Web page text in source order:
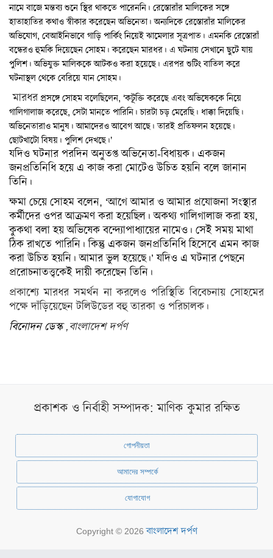
স্বাস্থ্য
রূপচর্চা
রসনাবিলাস
ফ্যাশন
ইয়োগা
ফিচার
সংস্কৃতি
পঞ্জিকা
অন্যরকম
ইতিহাস
ও
ঐতিহ্য
মনীষীদের
ইসলাম
সনাতন
নামে বাজে মন্তব্য শুনে স্থির থাকতে পারেননি। রেস্তোরাঁর মালিকের সঙ্গে
হাতাহাতির কথাও স্বীকার করেছেন অভিনেতা। অন্যদিকে রেস্তোরাঁর মালিকের
অভিযোগ, বেআইনিভাবে গাড়ি পার্কিং নিয়েই ঝামেলার সূত্রপাত। এমনকি রেস্তোরাঁ
বন্ধেরও হুমকি দিয়েছেন সোহম। করেছেন মারধর। এ ঘটনায় সেখানে ছুটে যায়
পুলিশ। অভিযুক্ত মালিককে আটকও করা হয়েছে। এরপর শুটিং বাতিল করে
ঘটনাস্থল থেকে বেরিয়ে যান সোহম।
মারধর প্রসঙ্গে সোহম বলেছিলেন, ‘কটূক্তি করেছে এবং অভিষেককে নিয়ে
গালিগালাজ করেছে, সেটা মানতে পারিনি। চারটা চড় মেরেছি। ধাক্কা দিয়েছি।
অভিনেতারাও মানুষ। আমাদেরও আবেগ আছে। তারই প্রতিফলন হয়েছে।
ছোটখাটো বিষয়। পুলিশ দেখছে।’
যদিও ঘটনার পরদিন অনুতপ্ত অভিনেতা-বিধায়ক। একজন
জনপ্রতিনিধি হয়ে এ কাজ করা মোটেও উচিত হয়নি বলে জানান
তিনি।
ক্ষমা চেয়ে সোহম বলেন, ‘আগে আমার ও আমার প্রযোজনা সংস্থার
কর্মীদের ওপর আক্রমণ করা হয়েছিল। অকথ্য গালিগালাজ করা হয়,
কুকথা বলা হয় অভিষেক বন্দ্যোপাধ্যায়ের নামেও। সেই সময় মাথা
ঠিক রাখতে পারিনি। কিন্তু একজন জনপ্রতিনিধি হিসেবে এমন কাজ
করা উচিত হয়নি। আমার ভুল হয়েছে।’যদিও এ ঘটনার পেছনে
প্ররোচনাতত্ত্বকেই দায়ী করেছেন তিনি।
প্রকাশ্যে মারধর সমর্থন না করলেও পরিস্থিতি বিবেচনায় সোহমের
পক্ষে দাঁড়িয়েছেন টলিউডের বহু তারকা ও পরিচালক।
বিনোদন ডেস্ক, বাংলাদেশ দর্পণ
প্রকাশক ও নির্বাহী সম্পাদক: মাণিক কুমার রক্ষিত
গোপনীয়তা
আমাদের সম্পর্কে
যোগাযোগ
Copyright © 2026 বাংলাদেশ দর্পণ